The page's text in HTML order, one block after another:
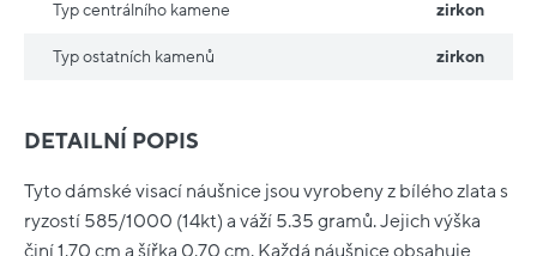
DETAILNÍ POPIS
Tyto dámské visací náušnice jsou vyrobeny z bílého zlata s
ryzostí 585/1000 (14kt) a váží 5.35 gramů. Jejich výška
činí 1.70 cm a šířka 0.70 cm. Každá náušnice obsahuje
Typ centrálního kamene zirkon
Typ ostatních kamenů zirkon